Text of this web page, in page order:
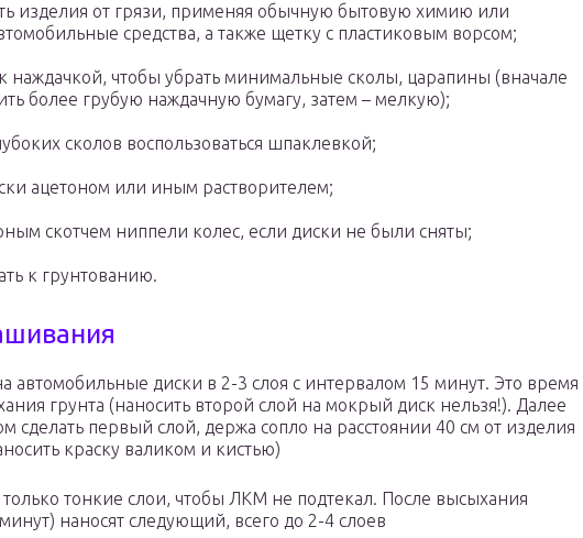
изделия от грязи, применяя обычную бытовую химию или
средства, а также щетку с пластиковым ворсом;
наждачкой, чтобы убрать минимальные сколы, царапины (вначале
более грубую наждачную бумагу, затем – мелкую);
сколов воспользоваться шпаклевкой;
ацетоном или иным растворителем;
скотчем ниппели колес, если диски не были сняты;
к грунтованию.
автомобильные диски в 2-3 слоя с интервалом 15 минут. Это время
грунта (наносить второй слой на мокрый диск нельзя!). Далее
сделать первый слой, держа сопло на расстоянии 40 см от изделия
краску валиком и кистью)
тонкие слои, чтобы ЛКМ не подтекал. После высыхания
наносят следующий, всего до 2-4 слоев